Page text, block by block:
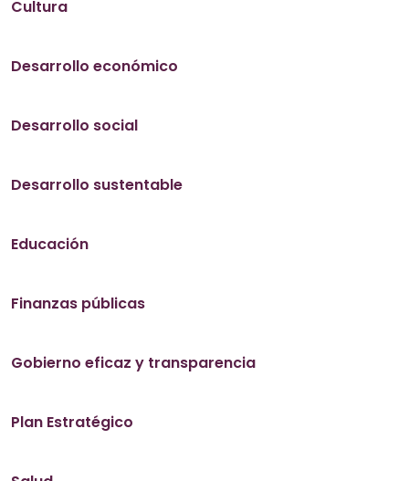
Cultura
Desarrollo económico
Desarrollo social
Desarrollo sustentable
Educación
Finanzas públicas
Gobierno eficaz y transparencia
Plan Estratégico